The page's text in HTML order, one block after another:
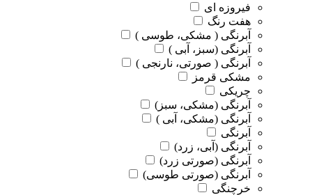
فیروزه ای
هفت رنگ
آبرنگی ( مشکی، طوسی )
آبرنگی (سبز، آبی )
آبرنگی ( صورتی، نارنجی )
مشکی قرمز
چریکی
آبرنگی (مشکی، سبز)
آبرنگی (مشکی، آبی )
آبرنگی
آبرنگی (آبی، زرد)
آبرنگی (صورتی زرد)
آبرنگی (صورتی طوسی)
خرچنگی